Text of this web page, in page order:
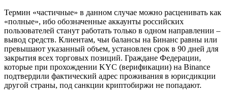
Термин «частичные» в данном случае можно расценивать как
«полные», ибо обозначенные аккаунты российских
пользователей станут работать только в одном направлении –
вывод средств. Клиентам, чьи балансы на Бинанс равны или
превышают указанный объем, установлен срок в 90 дней для
закрытия всех торговых позиций. Граждане Федерации,
которые при прохождении KYC (верификации) на Binance
подтвердили фактический адрес проживания в юрисдикции
другой страны, под санкции криптобиржи не попадают.